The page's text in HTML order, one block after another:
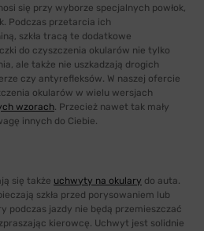
się przy wyborze specjalnych powłok,
Podczas przetarcia ich
szkła tracą te dodatkowe
do czyszczenia okularów nie tylko
ale także nie uszkadzają drogich
czy antyrefleksów. W naszej ofercie
okularów w wielu wersjach
wzorach. Przecież nawet tak mały
innych do Ciebie.
się także uchwyty na okulary do auta.
szkła przed porysowaniem lub
podczas jazdy nie będą przemieszczać
kierowcę. Uchwyt jest solidnie